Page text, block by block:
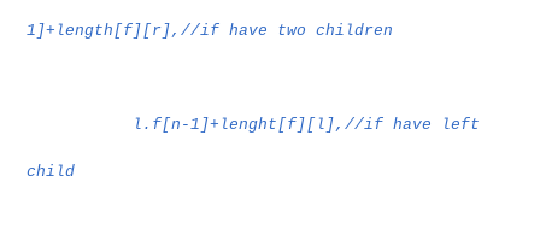
1]+length[f][r],//if have two children
l.f[n-1]+lenght[f][l],//if have left
child